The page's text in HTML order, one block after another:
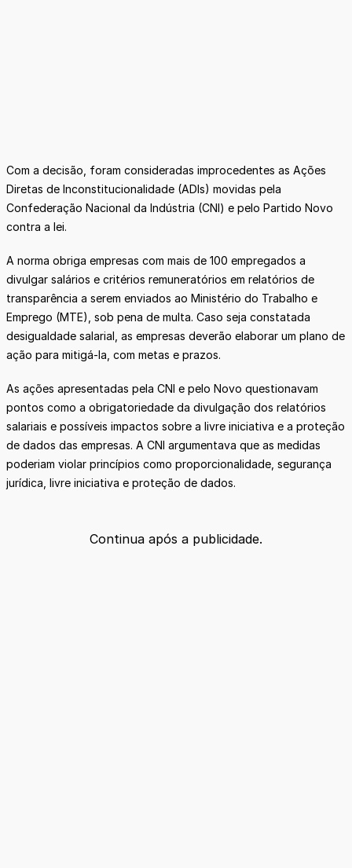
Com a decisão, foram consideradas improcedentes as Ações
Diretas de Inconstitucionalidade (ADIs) movidas pela
Confederação Nacional da Indústria (CNI) e pelo Partido Novo
contra a lei.
A norma obriga empresas com mais de 100 empregados a
divulgar salários e critérios remuneratórios em relatórios de
transparência a serem enviados ao Ministério do Trabalho e
Emprego (MTE), sob pena de multa. Caso seja constatada
desigualdade salarial, as empresas deverão elaborar um plano de
ação para mitigá-la, com metas e prazos.
As ações apresentadas pela CNI e pelo Novo questionavam
pontos como a obrigatoriedade da divulgação dos relatórios
salariais e possíveis impactos sobre a livre iniciativa e a proteção
de dados das empresas. A CNI argumentava que as medidas
poderiam violar princípios como proporcionalidade, segurança
jurídica, livre iniciativa e proteção de dados.
Continua após a publicidade.